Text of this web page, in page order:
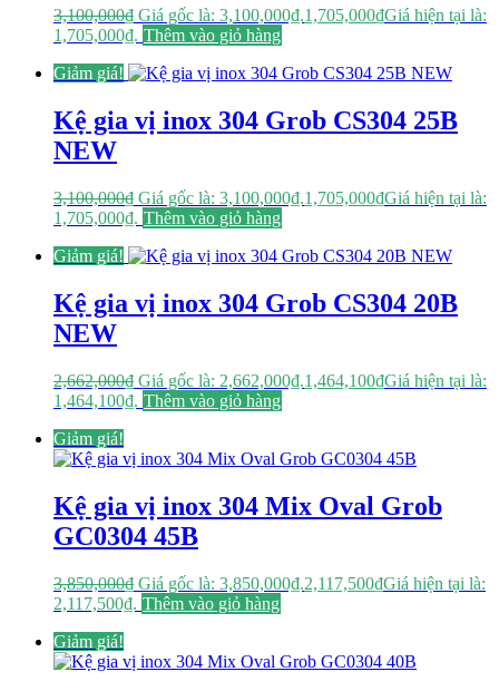
3,100,000₫ Giá gốc là: 3,100,000₫.1,705,000₫Giá hiện tại là:
1,705,000₫. Thêm vào giỏ hàng
Giảm giá!
Kệ gia vị inox 304 Grob CS304 25B
NEW
3,100,000₫ Giá gốc là: 3,100,000₫.1,705,000₫Giá hiện tại là:
1,705,000₫. Thêm vào giỏ hàng
Giảm giá!
Kệ gia vị inox 304 Grob CS304 20B
NEW
2,662,000₫ Giá gốc là: 2,662,000₫.1,464,100₫Giá hiện tại là:
1,464,100₫. Thêm vào giỏ hàng
Giảm giá!
Kệ gia vị inox 304 Mix Oval Grob
GC0304 45B
3,850,000₫ Giá gốc là: 3,850,000₫.2,117,500₫Giá hiện tại là:
2,117,500₫. Thêm vào giỏ hàng
Giảm giá!